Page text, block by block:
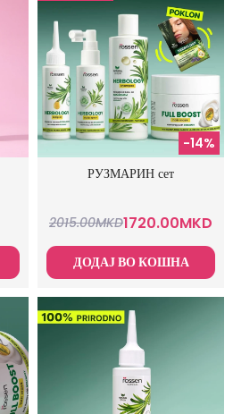
-14%
РУЗМАРИН сет
2015.00MKD1720.00MKD
ДОДАЈ ВО КОШНА